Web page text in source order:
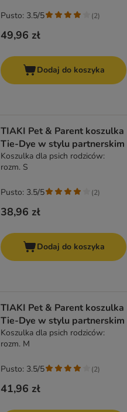
49,96 zł
Pusto: 3.5/5 (2)
Dodaj do koszyka
TIAKI Pet & Parent koszulka
Tie-Dye w stylu partnerskim
Koszulka dla psich rodziców:
rozm. S
38,96 zł
Pusto: 3.5/5 (2)
Dodaj do koszyka
TIAKI Pet & Parent koszulka
Tie-Dye w stylu partnerskim
Koszulka dla psich rodziców:
rozm. M
41,96 zł
Pusto: 3.5/5 (2)